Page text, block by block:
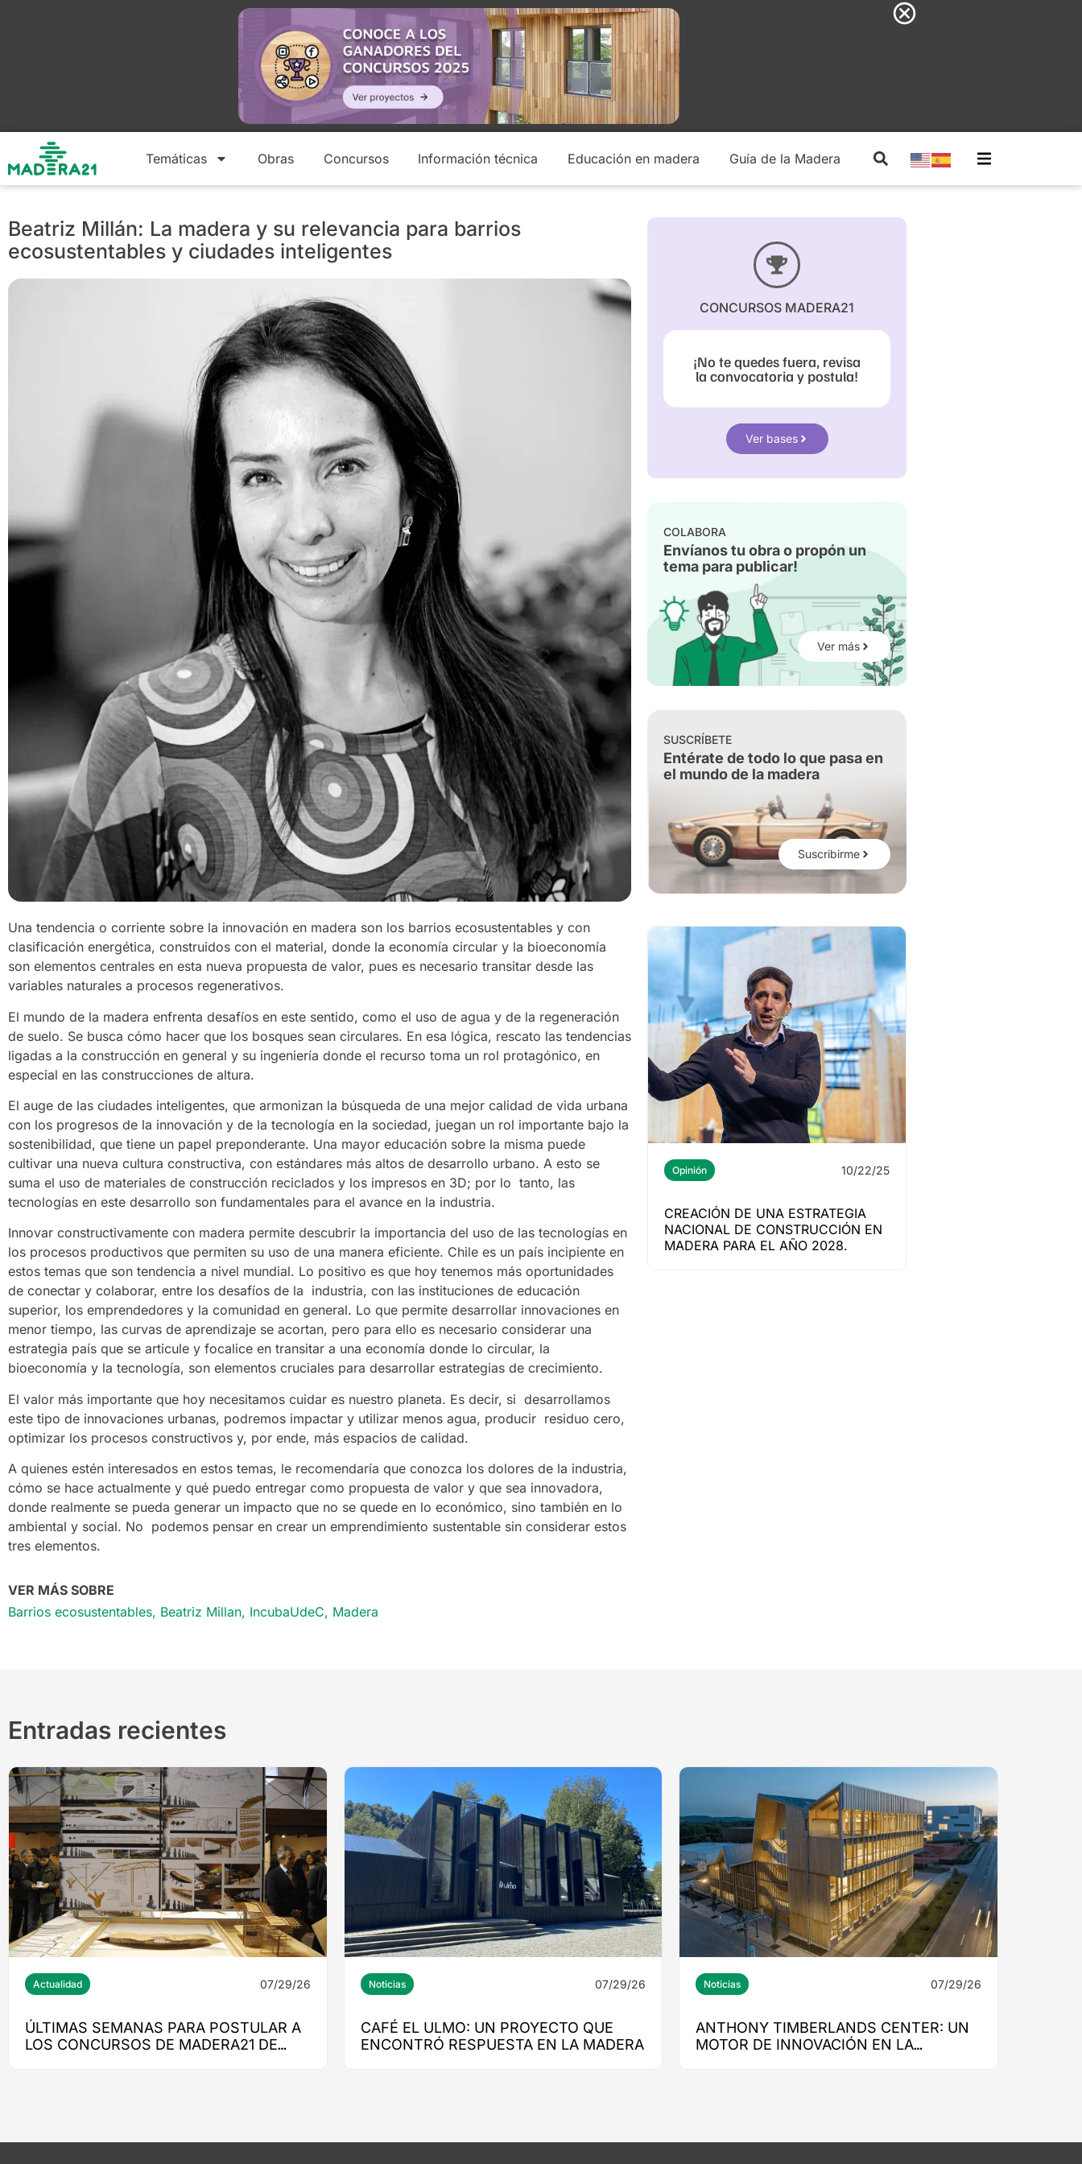
Temáticas Obras Concursos Información técnica Educación en madera Guía de la Madera
Beatriz Millán: La madera y su relevancia para barrios
ecosustentables y ciudades inteligentes
Una tendencia o corriente sobre la innovación en madera son los barrios ecosustentables y con
clasificación energética, construidos con el material, donde la economía circular y la bioeconomía
son elementos centrales en esta nueva propuesta de valor, pues es necesario transitar desde las
variables naturales a procesos regenerativos.
El mundo de la madera enfrenta desafíos en este sentido, como el uso de agua y de la regeneración
de suelo. Se busca cómo hacer que los bosques sean circulares. En esa lógica, rescato las tendencias
ligadas a la construcción en general y su ingeniería donde el recurso toma un rol protagónico, en
especial en las construcciones de altura.
El auge de las ciudades inteligentes, que armonizan la búsqueda de una mejor calidad de vida urbana
con los progresos de la innovación y de la tecnología en la sociedad, juegan un rol importante bajo la
sostenibilidad, que tiene un papel preponderante. Una mayor educación sobre la misma puede
cultivar una nueva cultura constructiva, con estándares más altos de desarrollo urbano. A esto se
suma el uso de materiales de construcción reciclados y los impresos en 3D; por lo tanto, las
tecnologías en este desarrollo son fundamentales para el avance en la industria.
Innovar constructivamente con madera permite descubrir la importancia del uso de las tecnologías en
los procesos productivos que permiten su uso de una manera eficiente. Chile es un país incipiente en
estos temas que son tendencia a nivel mundial. Lo positivo es que hoy tenemos más oportunidades
de conectar y colaborar, entre los desafíos de la industria, con las instituciones de educación
superior, los emprendedores y la comunidad en general. Lo que permite desarrollar innovaciones en
menor tiempo, las curvas de aprendizaje se acortan, pero para ello es necesario considerar una
estrategia país que se articule y focalice en transitar a una economía donde lo circular, la
bioeconomía y la tecnología, son elementos cruciales para desarrollar estrategias de crecimiento.
El valor más importante que hoy necesitamos cuidar es nuestro planeta. Es decir, si desarrollamos
este tipo de innovaciones urbanas, podremos impactar y utilizar menos agua, producir residuo cero,
optimizar los procesos constructivos y, por ende, más espacios de calidad.
A quienes estén interesados en estos temas, le recomendaría que conozca los dolores de la industria,
cómo se hace actualmente y qué puedo entregar como propuesta de valor y que sea innovadora,
donde realmente se pueda generar un impacto que no se quede en lo económico, sino también en lo
ambiental y social. No podemos pensar en crear un emprendimiento sustentable sin considerar estos
tres elementos.
VER MÁS SOBRE
Barrios ecosustentables, Beatriz Millan, IncubaUdeC, Madera
CONCURSOS MADERA21
¡No te quedes fuera, revisa
la convocatoria y postula!
Ver bases
COLABORA
Envíanos tu obra o propón un
tema para publicar!
Ver más
SUSCRÍBETE
Entérate de todo lo que pasa en
el mundo de la madera
Suscribirme
Opinión 10/22/25
CREACIÓN DE UNA ESTRATEGIA
NACIONAL DE CONSTRUCCIÓN EN
MADERA PARA EL AÑO 2028.
Entradas recientes
Actualidad 07/29/26
ÚLTIMAS SEMANAS PARA POSTULAR A
LOS CONCURSOS DE MADERA21 DE
Noticias 07/29/26
CAFÉ EL ULMO: UN PROYECTO QUE
ENCONTRÓ RESPUESTA EN LA MADERA
Noticias 07/29/26
ANTHONY TIMBERLANDS CENTER: UN
MOTOR DE INNOVACIÓN EN LA